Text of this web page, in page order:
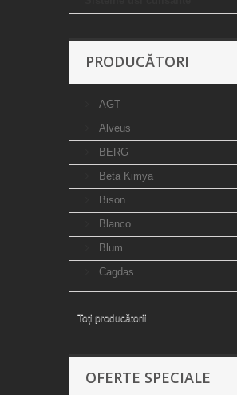
PRODUCĂTORI
AGT
Alveus
BERG
Beta Kimya
Bison
Blanco
Blum
Cagdas
Toți producătorii
OFERTE SPECIALE